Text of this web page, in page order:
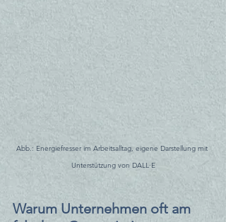
Abb.: Energiefresser im Arbeitsalltag, eigene Darstellung mit
Unterstützung von DALL·E
Warum Unternehmen oft am